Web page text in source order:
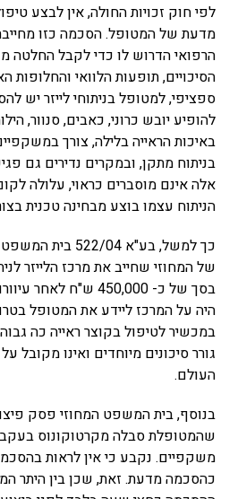
לפי חוק זכויות החולה, אין לבצע
מדעת של המטופל. הסכמה כזו
הרפואי הדרוש לו כדי לקבל החלטה
הסיכויים, תופעות הלוואי והחלופות
ספציפי, למטופל בניתוחי לייזר יש
להופיע יובש כרוני, כאבים, סנוור,
באיכות הראייה בלילה, צורך
בניתוח מתקן, ובמקרים נדירים גם
אלה אינם מוסברים כראוי, עלולה
הניתוח עצמו בוצע מבחינה טכנית
כך למשל, בע"א
של המחוזי שחייב את מרכז הלייזר
בסך של כ- 450,000 ש"ח
היה על המרכז ליידע את המטופל
במכשיר לטיפול בקוצר ראייה כה
גורר סיכונים מיוחדים ואינו מקובל
העולם.
בנוסף, בית המשפט המחוזי פסק
שהמטופלת סבלה מקרטוקונוס
משקפיים. נקבע כי אין לראות
כהסכמה מדעת. זאת, שכן בין היתר